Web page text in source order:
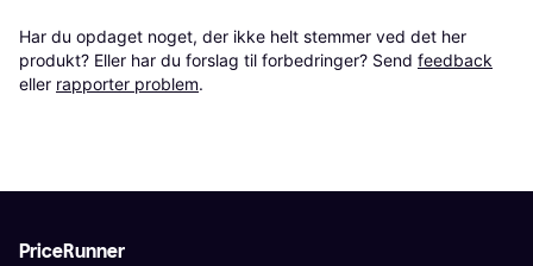
Har du opdaget noget, der ikke helt stemmer ved det her
produkt? Eller har du forslag til forbedringer? Send feedback
eller rapporter problem.
PriceRunner